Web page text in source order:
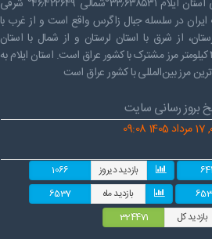
در سلسله جبال زاگرس واقع است و از غرب با
از شرق با استان لرستان و از شمال با استان
کرمانشاه همسایه است و دارای ۴۲۵ کیلومتر مرز مشترک با کشور عراق است. استان ایلام به
مرز بین‌المللی با کشور عراق است
بروز رسانی سایت
بازدید دیروز
1066
بازدید ماه
6537
بازدید کل
324471